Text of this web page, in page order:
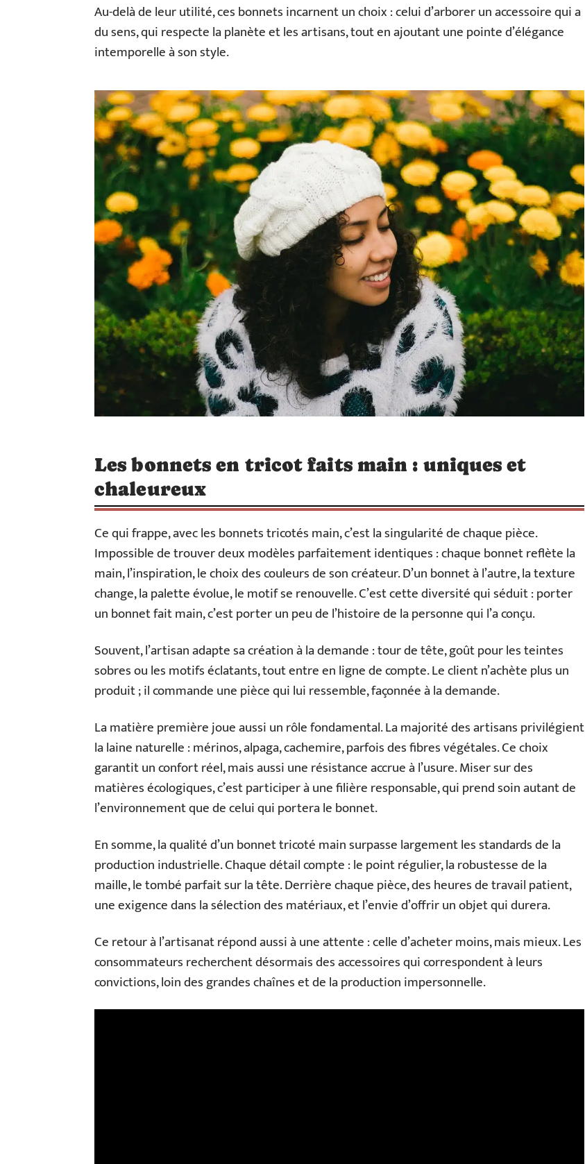
Au-delà de leur utilité, ces bonnets incarnent un choix : celui d’arborer un accessoire qui a
du sens, qui respecte la planète et les artisans, tout en ajoutant une pointe d’élégance
intemporelle à son style.
Les bonnets en tricot faits main : uniques et
chaleureux
Ce qui frappe, avec les bonnets tricotés main, c’est la singularité de chaque pièce.
Impossible de trouver deux modèles parfaitement identiques : chaque bonnet reflète la
main, l’inspiration, le choix des couleurs de son créateur. D’un bonnet à l’autre, la texture
change, la palette évolue, le motif se renouvelle. C’est cette diversité qui séduit : porter
un bonnet fait main, c’est porter un peu de l’histoire de la personne qui l’a conçu.
Souvent, l’artisan adapte sa création à la demande : tour de tête, goût pour les teintes
sobres ou les motifs éclatants, tout entre en ligne de compte. Le client n’achète plus un
produit ; il commande une pièce qui lui ressemble, façonnée à la demande.
La matière première joue aussi un rôle fondamental. La majorité des artisans privilégient
la laine naturelle : mérinos, alpaga, cachemire, parfois des fibres végétales. Ce choix
garantit un confort réel, mais aussi une résistance accrue à l’usure. Miser sur des
matières écologiques, c’est participer à une filière responsable, qui prend soin autant de
l’environnement que de celui qui portera le bonnet.
En somme, la qualité d’un bonnet tricoté main surpasse largement les standards de la
production industrielle. Chaque détail compte : le point régulier, la robustesse de la
maille, le tombé parfait sur la tête. Derrière chaque pièce, des heures de travail patient,
une exigence dans la sélection des matériaux, et l’envie d’offrir un objet qui durera.
Ce retour à l’artisanat répond aussi à une attente : celle d’acheter moins, mais mieux. Les
consommateurs recherchent désormais des accessoires qui correspondent à leurs
convictions, loin des grandes chaînes et de la production impersonnelle.